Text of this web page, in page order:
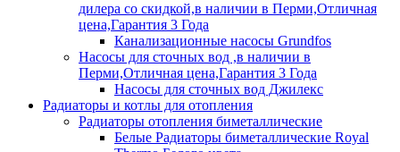
дилера со скидкой,в наличии в Перми,Отличная
цена,Гарантия 3 Года
Канализационные насосы Grundfos
Насосы для сточных вод ,в наличии в
Перми,Отличная цена,Гарантия 3 Года
Насосы для сточных вод Джилекс
Радиаторы и котлы для отопления
Радиаторы отопления биметаллические
Белые Радиаторы биметаллические Royal